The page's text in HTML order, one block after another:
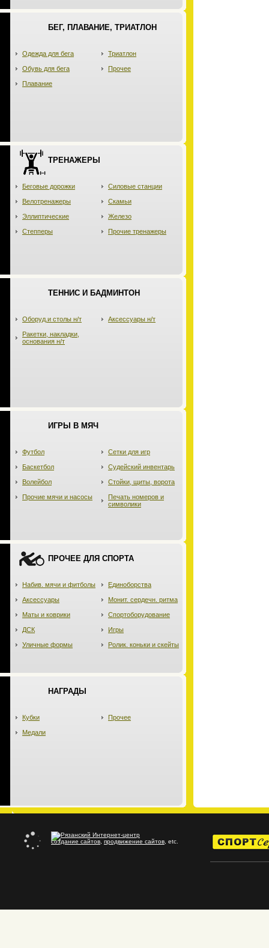
БЕГ, ПЛАВАНИЕ, ТРИАТЛОН
Одежда для бега
Обувь для бега
Плавание
Триатлон
Прочее
ТРЕНАЖЕРЫ
Беговые дорожки
Велотренажеры
Эллиптические
Степперы
Силовые станции
Скамьи
Железо
Прочие тренажеры
ТЕННИС И БАДМИНТОН
Оборуд.и столы н/т
Ракетки, накладки,
основания н/т
Аксессуары н/т
ИГРЫ В МЯЧ
Футбол
Баскетбол
Волейбол
Прочие мячи и насосы
Сетки для игр
Судейский инвентарь
Стойки, щиты, ворота
Печать номеров и
символики
ПРОЧЕЕ ДЛЯ СПОРТА
Набив. мячи и фитболы
Аксессуары
Маты и коврики
ДСК
Уличные формы
Единоборства
Монит. сердечн. ритма
Спортоборудование
Игры
Ролик. коньки и скейты
НАГРАДЫ
Кубки
Медали
Прочее
создание сайтов продвижение сайтов , etc.